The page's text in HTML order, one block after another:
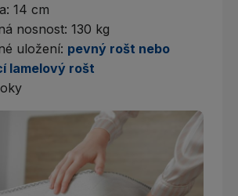
14 cm
nosnost: 130 kg
uložení: pevný rošt nebo
lamelový rošt